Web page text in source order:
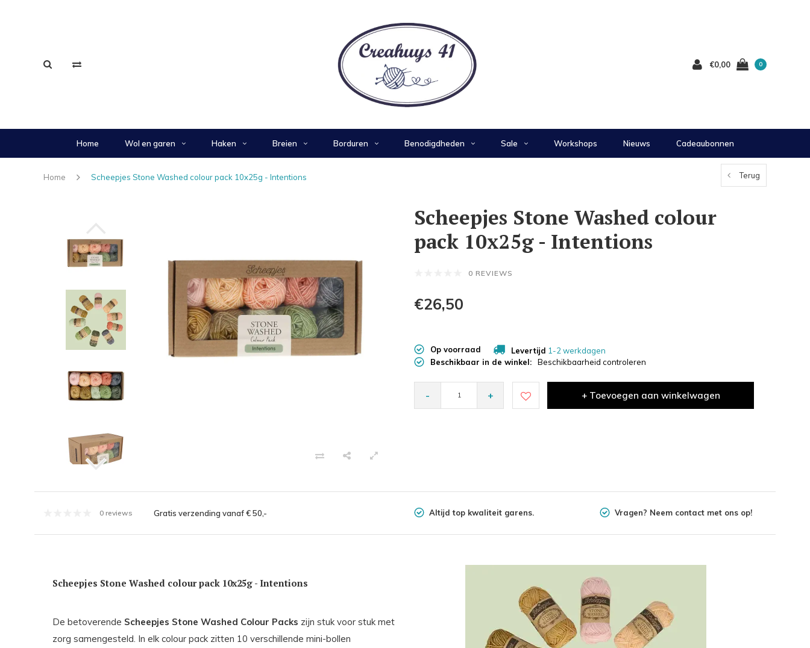
€0,00 0
Home Wol en garen Haken Breien Borduren Benodigdheden Sale Workshops Nieuws Cadeaubonnen
Home Scheepjes Stone Washed colour pack 10x25g - Intentions Terug
Scheepjes Stone Washed colour
pack 10x25g - Intentions
0 REVIEWS
€26,50
Op voorraad Levertijd 1-2 werkdagen
Beschikbaar in de winkel:
Beschikbaarheid controleren
- + + Toevoegen aan winkelwagen
0 reviews Gratis verzending vanaf € 50,- Altijd top kwaliteit garens. Vragen? Neem contact met ons op!
Scheepjes Stone Washed colour pack 10x25g - Intentions
De betoverende Scheepjes Stone Washed Colour Packs zijn stuk voor stuk met
zorg samengesteld. In elk colour pack zitten 10 verschillende mini-bollen